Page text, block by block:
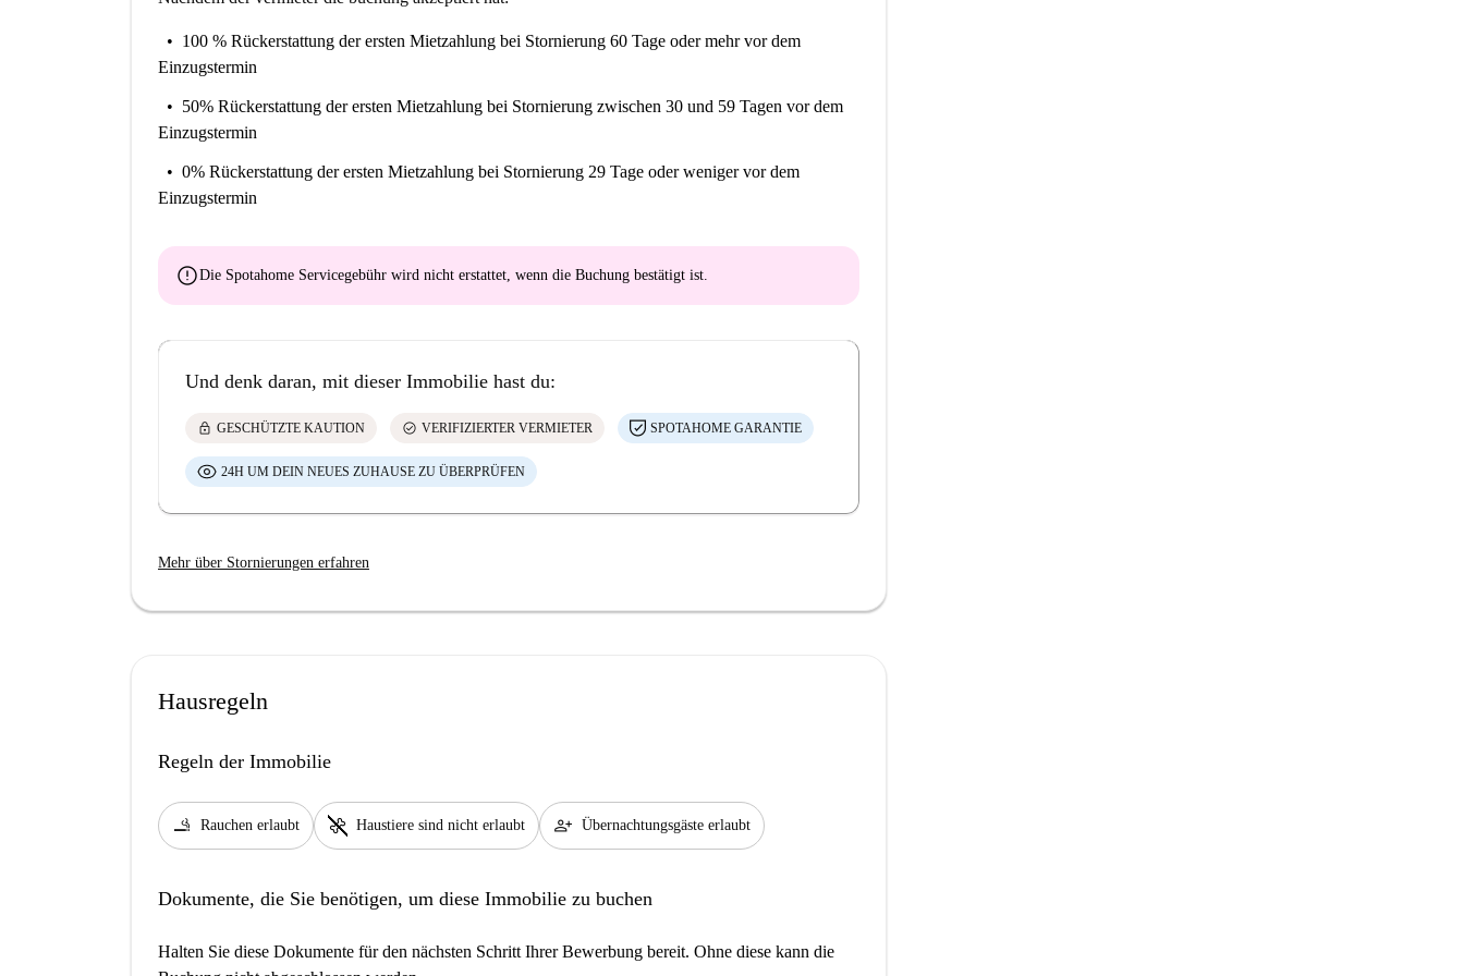
100 % Rückerstattung der ersten Mietzahlung bei Stornierung 60 Tage oder mehr vor dem
Einzugstermin
50% Rückerstattung der ersten Mietzahlung bei Stornierung zwischen 30 und 59 Tagen vor dem
Einzugstermin
0% Rückerstattung der ersten Mietzahlung bei Stornierung 29 Tage oder weniger vor dem
Einzugstermin
errorDie Spotahome Servicegebühr wird nicht erstattet, wenn die Buchung bestätigt ist.
Und denk daran, mit dieser Immobilie hast du:
lock GESCHÜTZTE KAUTION check_circle VERIFIZIERTER VERMIETER SPOTAHOME GARANTIE
24H UM DEIN NEUES ZUHAUSE ZU ÜBERPRÜFEN
Mehr über Stornierungen erfahren
Hausregeln
Regeln der Immobilie
smoking_rooms Rauchen erlaubt pet_supplies Haustiere sind nicht erlaubt person_add Übernachtungsgäste erlaubt
Dokumente, die Sie benötigen, um diese Immobilie zu buchen
Halten Sie diese Dokumente für den nächsten Schritt Ihrer Bewerbung bereit. Ohne diese kann die